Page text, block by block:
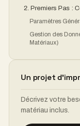
2. Premiers Pas :
Paramètres
Gestion des
Matériaux)
Un projet
Décrivez votre
matériau inclus.